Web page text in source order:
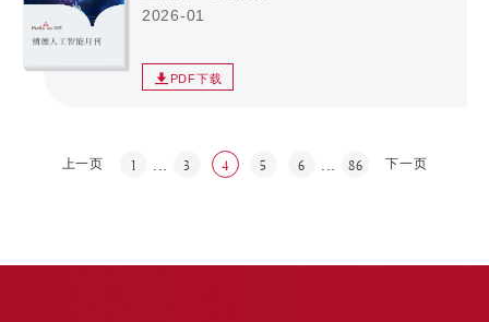
2026-01
PDF下载
上一页 1 3 4 5 6 86 下一页